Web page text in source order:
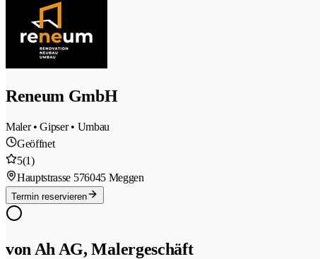
Reneum GmbH
Maler • Gipser • Umbau
Geöffnet
5(1)
Hauptstrasse 576045 Meggen
Termin reservieren
von Ah AG, Malergeschäft